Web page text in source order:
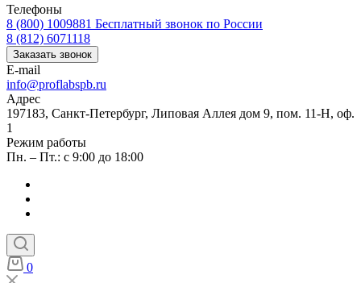
Телефоны
8 (800) 1009881 Бесплатный звонок по России
8 (812) 6071118
Заказать звонок
E-mail
info@proflabspb.ru
Адрес
197183, Санкт-Петербург, Липовая Аллея дом 9, пом. 11-Н, оф.
1
Режим работы
Пн. – Пт.: с 9:00 до 18:00
0